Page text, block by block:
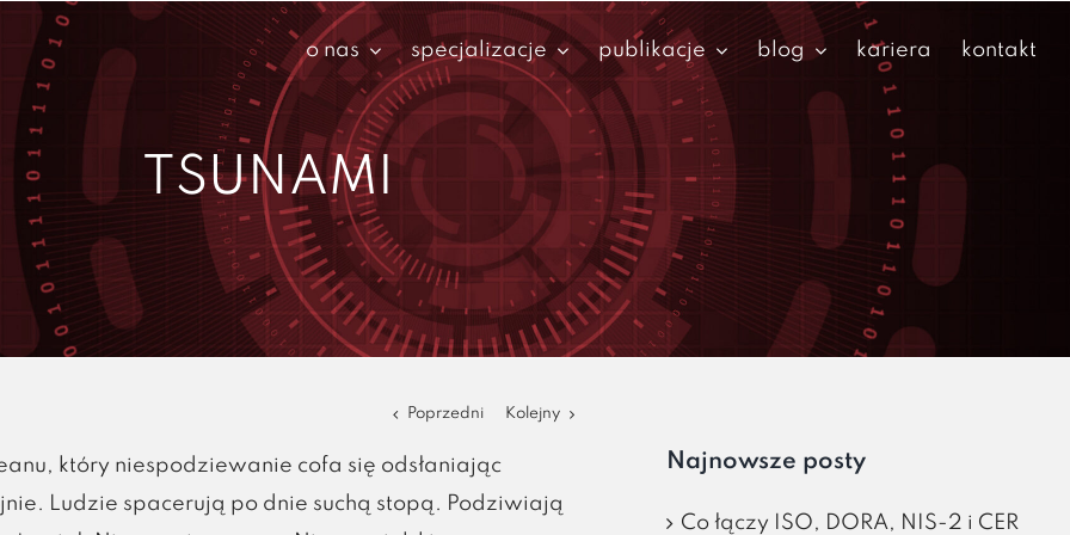
o nas specjalizacje publikacje blog kariera kontakt
TSUNAMI
Poprzedni Kolejny
który niespodziewanie cofa się odsłaniając
Ludzie spacerują po dnie suchą stopą. Podziwiają
Najnowsze posty
Co łączy ISO, DORA, NIS-2 i CER